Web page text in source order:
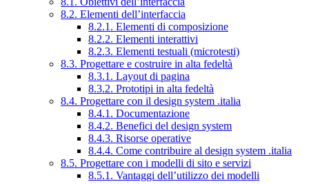
8.2. Elementi dell’interfaccia
8.2.1. Elementi di composizione
8.2.2. Elementi interattivi
8.2.3. Elementi testuali (microtesti)
8.3. Progettare e costruire in alta fedeltà
8.3.1. Layout di pagina
8.3.2. Prototipi in alta fedeltà
8.4. Progettare con il design system .italia
8.4.1. Documentazione
8.4.2. Benefici del design system
8.4.3. Risorse operative
8.4.4. Come contribuire al design system .italia
8.5. Progettare con i modelli di sito e servizi
8.5.1. Vantaggi dell’utilizzo dei modelli